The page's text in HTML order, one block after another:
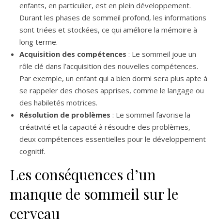
enfants, en particulier, est en plein développement.
Durant les phases de sommeil profond, les informations
sont triées et stockées, ce qui améliore la mémoire à
long terme.
Acquisition des compétences : Le sommeil joue un
rôle clé dans l’acquisition des nouvelles compétences.
Par exemple, un enfant qui a bien dormi sera plus apte à
se rappeler des choses apprises, comme le langage ou
des habiletés motrices.
Résolution de problèmes : Le sommeil favorise la
créativité et la capacité à résoudre des problèmes,
deux compétences essentielles pour le développement
cognitif.
Les conséquences d’un
manque de sommeil sur le
cerveau